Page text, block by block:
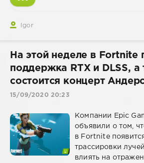
Igor
На этой неделе в Fortnite
поддержка RTX и DLSS, а
состоится концерт
15/09/2020 20:23
Компании Epic
объявили о том,
в Fortnite
трассировки
влиять на